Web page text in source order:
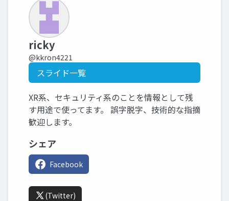
ricky
@kkron4221
スライド一覧
XR系、セキュリティ系のことを情報として残
す用途で使ってます。 誤字脱字、技術的な指摘
歓迎します。
シェア
Facebook
(Twitter)